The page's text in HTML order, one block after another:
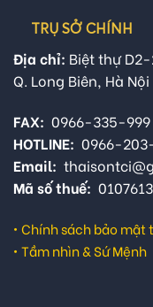
TRỤ SỞ CHÍNH
Địa chỉ: Biệt thự
Q. Long Biên, Hà Nội
FAX: 0966-335-999
HOTLINE: 0966-
Email:
Mã số thuế:
• Chính sách bảo mật
• Tầm nhìn & Sứ Mệnh